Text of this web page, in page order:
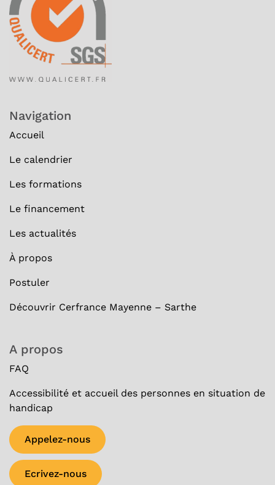
Navigation
Accueil
Le calendrier
Les formations
Le financement
Les actualités
À propos
Postuler
Découvrir Cerfrance Mayenne – Sarthe
A propos
FAQ
Accessibilité et accueil des personnes en situation de
handicap
Appelez-nous
Ecrivez-nous